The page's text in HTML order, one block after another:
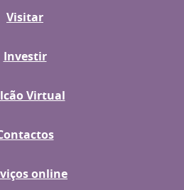
Visitar
Investir
Virtual
online